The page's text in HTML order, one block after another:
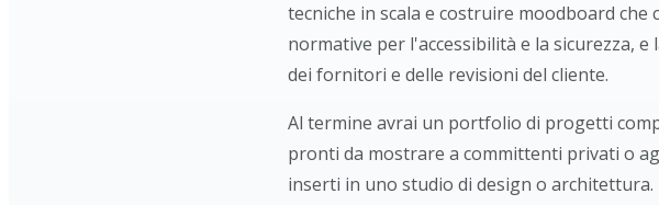
tecniche in scala e costruire moodboard
normative per l'accessibilità e la sicurezza,
dei fornitori e delle revisioni del cliente.
Al termine avrai un portfolio di progetti
pronti da mostrare a committenti privati o
inserti in uno studio di design o architettura.